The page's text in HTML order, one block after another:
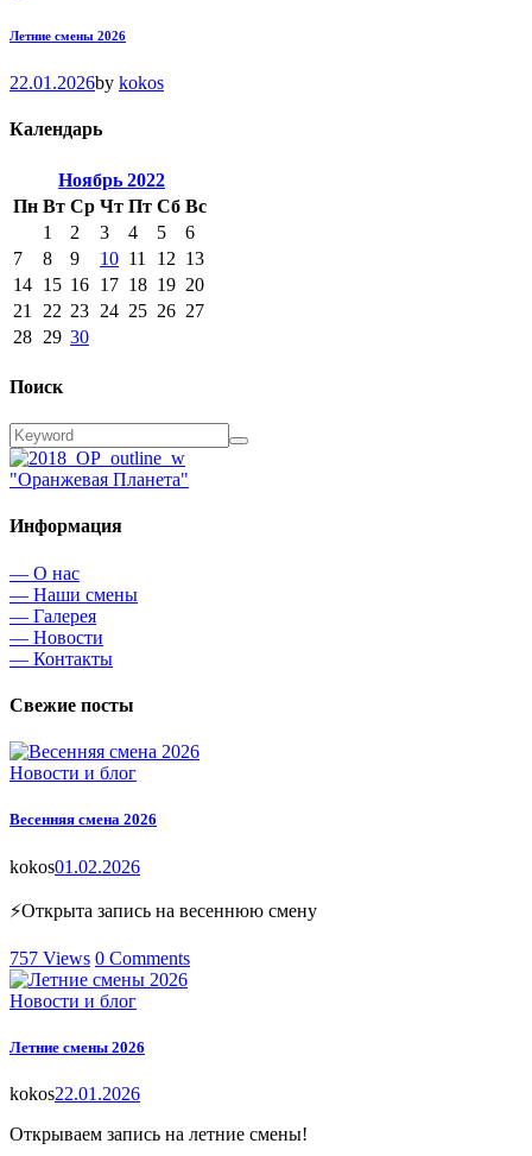
Летние смены 2026
22.01.2026by kokos
Календарь
Ноябрь 2022
Пн Вт Ср Чт Пт Сб Вс
1
2 3 4 5
6
7
8 9 10 11 12 13
14 15 16 17 18 19 20
21
22 23 24 25 26 27
28 29 30
Поиск
"Оранжевая Планета"
Информация
— О нас
— Наши смены
— Галерея
— Новости
— Контакты
Свежие посты
Новости и блог
Весенняя смена 2026
kokos01.02.2026
⚡Открыта запись на весеннюю смену
757 Views 0 Comments
Новости и блог
Летние смены 2026
kokos22.01.2026
Открываем запись на летние смены!